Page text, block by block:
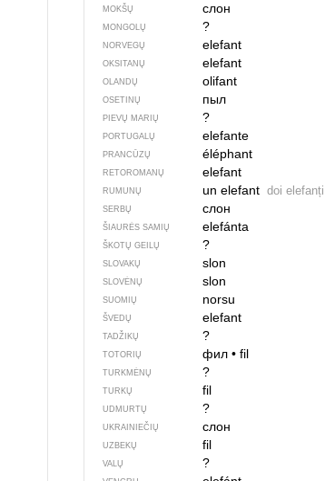
MOKŠŲ слон
MONGOLŲ ?
NORVEGŲ elefant
OKSITANŲ elefant
OLANDŲ olifant
OSETINŲ пыл
PIEVŲ MARIŲ ?
PORTUGALŲ elefante
PRANCŪZŲ éléphant
RETOROMANŲ elefant
RUMUNŲ un elefant doi elefanți
SERBŲ слон
ŠIAURĖS SAMIŲ elefánta
ŠKOTŲ GEILŲ ?
SLOVAKŲ slon
SLOVĖNŲ slon
SUOMIŲ norsu
ŠVEDŲ elefant
TADŽIKŲ ?
TOTORIŲ фил• fil
TURKMĖNŲ ?
TURKŲ fil
UDMURTŲ ?
UKRAINIEČIŲ слон
UZBEKŲ fil
VALŲ ?